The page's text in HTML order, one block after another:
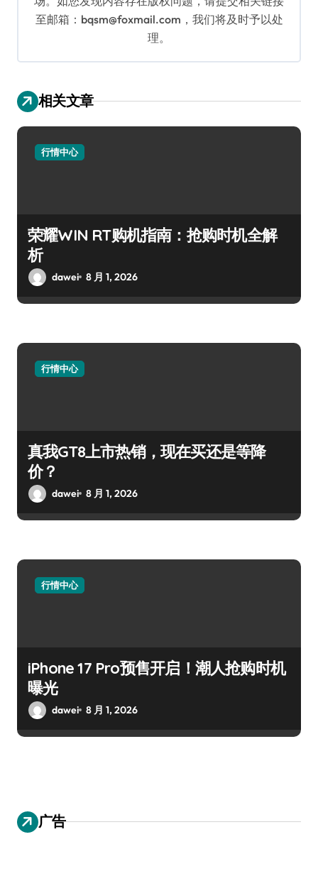
至邮箱：bqsm@foxmail.com，我们将及时予以处
理。
相关文章
行情中心
荣耀WIN RT购机指南：抢购时机全解
析
dawei 8 月 1, 2026
行情中心
真我GT8上市热销，现在买还是等降
价？
dawei 8 月 1, 2026
行情中心
iPhone 17 Pro预售开启！潮人抢购时机
曝光
dawei 8 月 1, 2026
广告